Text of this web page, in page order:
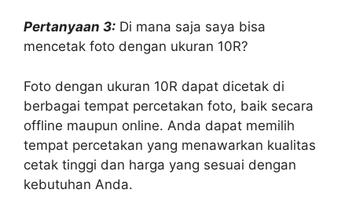
Pertanyaan 3: Di mana saja saya bisa
mencetak foto dengan ukuran 10R?
Foto dengan ukuran 10R dapat dicetak di
berbagai tempat percetakan foto, baik secara
offline maupun online. Anda dapat memilih
tempat percetakan yang menawarkan kualitas
cetak tinggi dan harga yang sesuai dengan
kebutuhan Anda.